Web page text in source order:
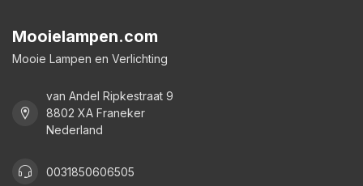
Mooielampen.com
Mooie Lampen en Verlichting
van Andel Ripkestraat 9
8802 XA Franeker
Nederland
0031850606505